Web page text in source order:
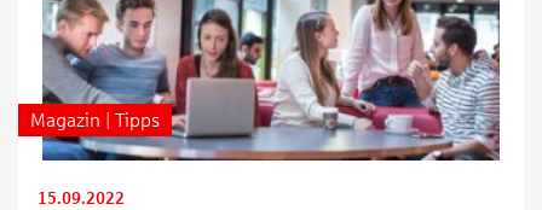
Magazin | Tipps
15.09.2022